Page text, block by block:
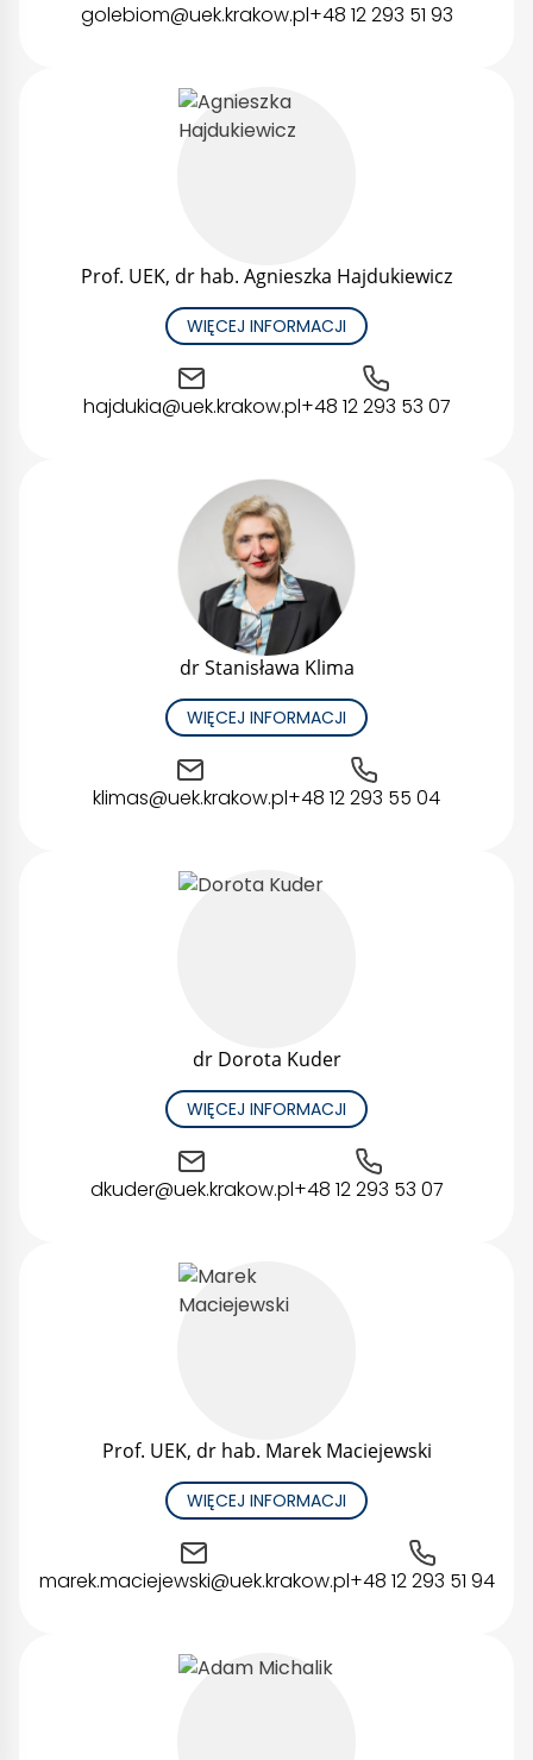
golebiom@uek.krakow.pl+48 12 293 51 93
Prof. UEK, dr hab. Agnieszka Hajdukiewicz
WIĘCEJ INFORMACJI
hajdukia@uek.krakow.pl+48 12 293 53 07
dr Stanisława Klima
WIĘCEJ INFORMACJI
klimas@uek.krakow.pl+48 12 293 55 04
dr Dorota Kuder
WIĘCEJ INFORMACJI
dkuder@uek.krakow.pl+48 12 293 53 07
Prof. UEK, dr hab. Marek Maciejewski
WIĘCEJ INFORMACJI
marek.maciejewski@uek.krakow.pl+48 12 293 51 94